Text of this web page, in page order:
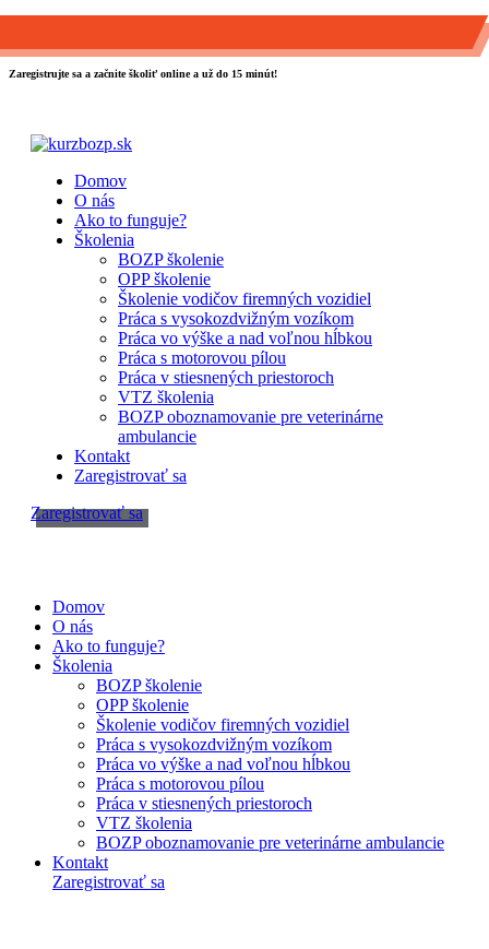
Zaregistrujte sa a začnite školiť online a už do 15 minút!
Domov
O nás
Ako to funguje?
Školenia
BOZP školenie
OPP školenie
Školenie vodičov firemných vozidiel
Práca s vysokozdvižným vozíkom
Práca vo výške a nad voľnou hĺbkou
Práca s motorovou pílou
Práca v stiesnených priestoroch
VTZ školenia
BOZP oboznamovanie pre veterinárne
ambulancie
Kontakt
Zaregistrovať sa
Zaregistrovať sa
Domov
O nás
Ako to funguje?
Školenia
BOZP školenie
OPP školenie
Školenie vodičov firemných vozidiel
Práca s vysokozdvižným vozíkom
Práca vo výške a nad voľnou hĺbkou
Práca s motorovou pílou
Práca v stiesnených priestoroch
VTZ školenia
BOZP oboznamovanie pre veterinárne ambulancie
Kontakt
Zaregistrovať sa